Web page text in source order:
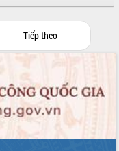
Tiếp theo